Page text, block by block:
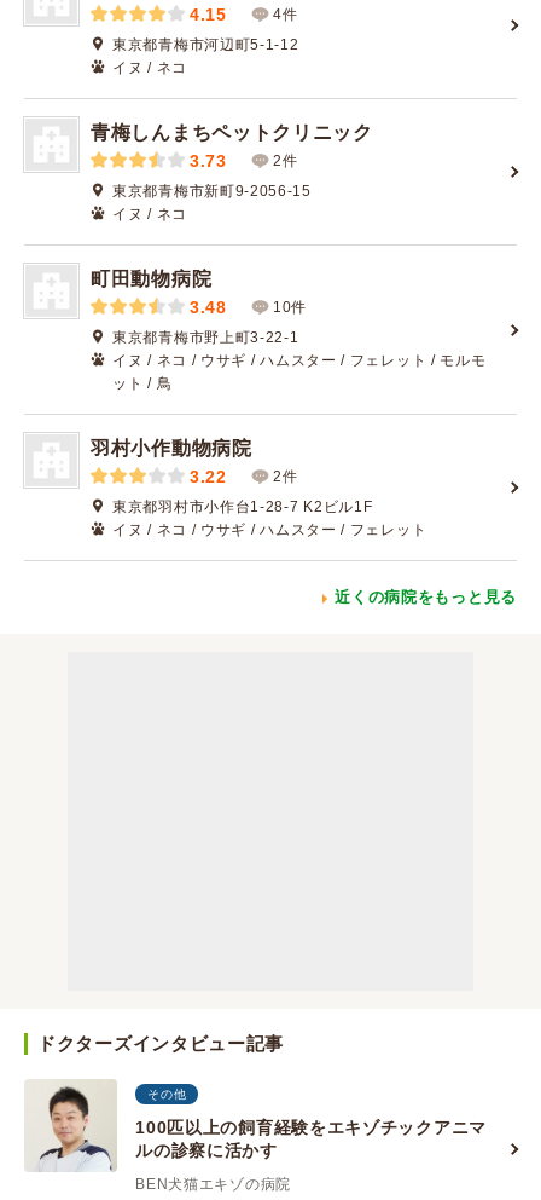
4.15
4件
東京都青梅市河辺町5-1-12
イヌ / ネコ
青梅しんまちペットクリニック
3.73
2件
東京都青梅市新町9-2056-15
イヌ / ネコ
町田動物病院
3.48
10件
東京都青梅市野上町3-22-1
イヌ / ネコ / ウサギ / ハムスター / フェレット / モルモ
ット / 鳥
羽村小作動物病院
3.22
2件
東京都羽村市小作台1-28-7 K2ビル1F
イヌ / ネコ / ウサギ / ハムスター / フェレット
近くの病院をもっと見る
ドクターズインタビュー記事
その他
100匹以上の飼育経験をエキゾチックアニマ
ルの診察に活かす
BEN犬猫エキゾの病院